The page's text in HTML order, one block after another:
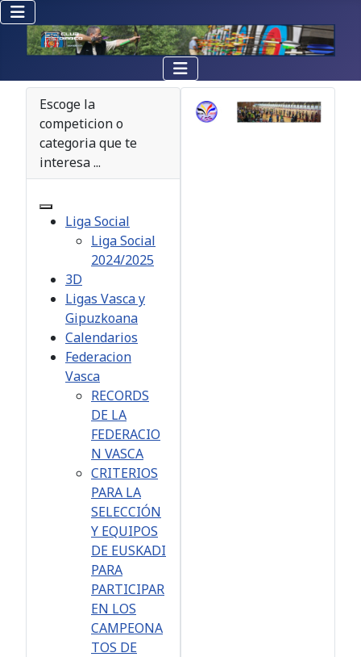
Escoge la
competicion o
categoria que te
interesa ...
Liga Social
Liga Social
2024/2025
3D
Ligas Vasca y
Gipuzkoana
Calendarios
Federacion
Vasca
RECORDS
DE LA
FEDERACIO
N VASCA
CRITERIOS
PARA LA
SELECCIÓN
Y EQUIPOS
DE EUSKADI
PARA
PARTICIPAR
EN LOS
CAMPEONA
TOS DE